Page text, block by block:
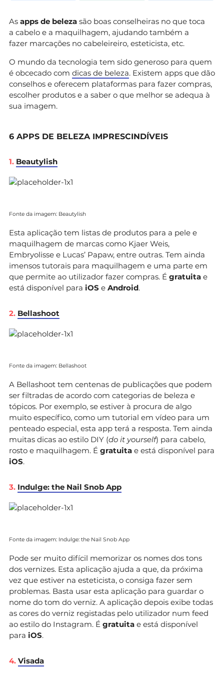
As apps de beleza são boas conselheiras no que toca
a cabelo e a maquilhagem, ajudando também a
fazer marcações no cabeleireiro, esteticista, etc.
O mundo da tecnologia tem sido generoso para quem
é obcecado com dicas de beleza. Existem apps que dão
conselhos e oferecem plataformas para fazer compras,
escolher produtos e a saber o que melhor se adequa à
sua imagem.
6 APPS DE BELEZA IMPRESCINDÍVEIS
1. Beautylish
Fonte da imagem: Beautylish
Esta aplicação tem listas de produtos para a pele e
maquilhagem de marcas como Kjaer Weis,
Embryolisse e Lucas’ Papaw, entre outras. Tem ainda
imensos tutorais para maquilhagem e uma parte em
que permite ao utilizador fazer compras. É gratuita e
está disponível para iOS e Android.
2. Bellashoot
Fonte da imagem: Bellashoot
A Bellashoot tem centenas de publicações que podem
ser filtradas de acordo com categorias de beleza e
tópicos. Por exemplo, se estiver à procura de algo
muito específico, como um tutorial em vídeo para um
penteado especial, esta app terá a resposta. Tem ainda
muitas dicas ao estilo DIY (do it yourself) para cabelo,
rosto e maquilhagem. É gratuita e está disponível para
iOS.
3. Indulge: the Nail Snob App
Fonte da imagem: Indulge: the Nail Snob App
Pode ser muito difícil memorizar os nomes dos tons
dos vernizes. Esta aplicação ajuda a que, da próxima
vez que estiver na esteticista, o consiga fazer sem
problemas. Basta usar esta aplicação para guardar o
nome do tom do verniz. A aplicação depois exibe todas
as cores do verniz registadas pelo utilizador num feed
ao estilo do Instagram. É gratuita e está disponível
para iOS.
4. Visada